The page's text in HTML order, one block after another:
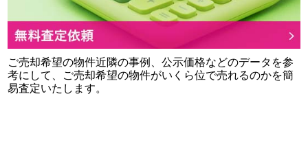
ご売却希望の物件近隣の事例、公示価格などのデータを参
考にして、ご売却希望の物件がいくら位で売れるのかを簡
易査定いたします。